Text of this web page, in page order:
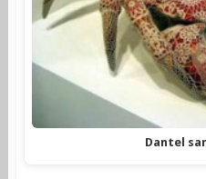
Dantel